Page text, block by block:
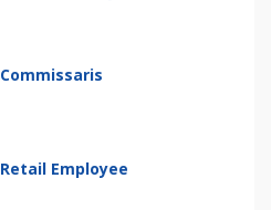
Commissaris
Retail Employee